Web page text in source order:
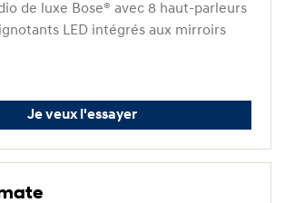
de luxe Bose® avec 8 haut-parleurs
LED intégrés aux mirroirs
Je veux l'essayer